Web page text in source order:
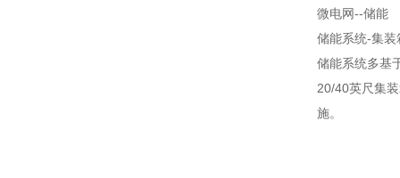
微电网--储能
储能系统-集装
储能系统多基
20/40英尺集
施。